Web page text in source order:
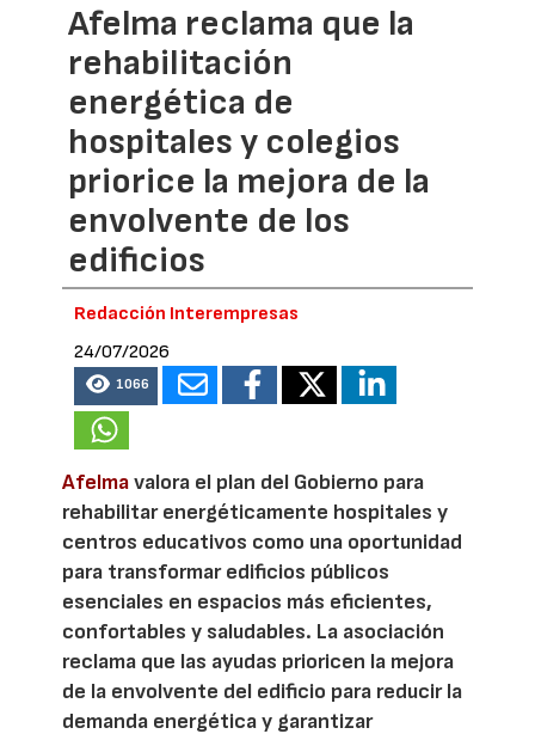
Afelma reclama que la
rehabilitación
energética de
hospitales y colegios
priorice la mejora de la
envolvente de los
edificios
Redacción Interempresas
24/07/2026
1066
Afelmavalora el plan del Gobierno para
rehabilitar energéticamente hospitales y
centros educativos como una oportunidad
para transformar edificios públicos
esenciales en espacios más eficientes,
confortables y saludables. La asociación
reclama que las ayudas prioricen la mejora
de la envolvente del edificio para reducir la
demanda energética y garantizar